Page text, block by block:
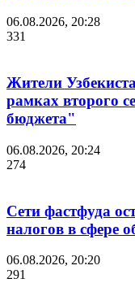
06.08.2026, 20:28
331
Жители
рамках второго
бюджета"
06.08.2026, 20:24
274
Сети фастфуда
налогов в сфере
06.08.2026, 20:20
291